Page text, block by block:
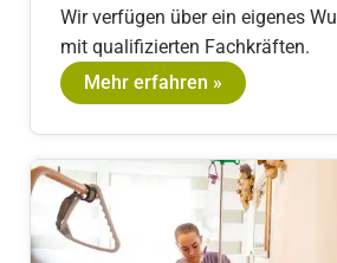
Wir verfügen über ein eigenes
mit qualifizierten Fachkräften.
Mehr erfahren »